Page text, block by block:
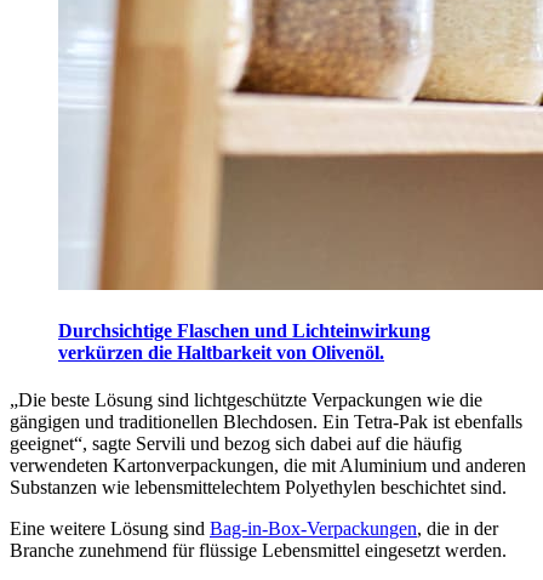
Durchsichtige Flaschen und Lichteinwirkung
verkürzen die Haltbarkeit von Olivenöl.
„Die beste Lösung sind lichtgeschützte Verpackungen wie die
gängigen und traditionellen Blechdosen. Ein Tetra-Pak ist ebenfalls
geeignet“, sagte Servili und bezog sich dabei auf die häufig
verwendeten Kartonverpackungen, die mit Aluminium und anderen
Substanzen wie lebensmittelechtem Polyethylen beschichtet sind.
Eine weitere Lösung sind Bag-in-Box-Verpackungen, die in der
Branche zunehmend für flüssige Lebensmittel eingesetzt werden.